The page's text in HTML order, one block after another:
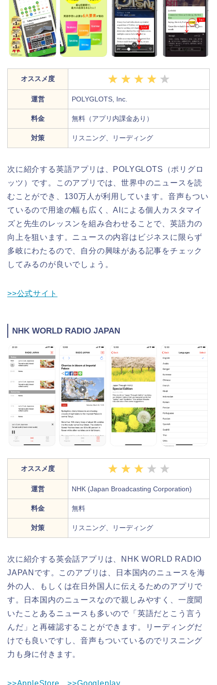
オススメ度
運営 POLYGLOTS, Inc.
料金 無料（アプリ内課金あり）
対策 リスニング、リーディング
次に紹介する英語アプリは、 POLYGLOTS（ポリグロ
ッツ）です。このアプリでは、世界中のニュースを読
むことができ、130万人が利用しています。音声もつい
ているので用途の幅も広く、AIによる個人カスタマイ
ズと先生のレッスンを組み合わせることで、英語力の
向上を狙います。 ニュースの内容はビジネスに限らず
多岐にわたるので、自分の興味がある記事をチェック
してみるのが良いでしょう。
>>公式サイト
NHK WORLD RADIO JAPAN
オススメ度
運営 NHK (Japan Broadcasting Corporation)
料金 無料
対策 リスニング、リーディング
次に紹介する英会話アプリは、NHK WORLD RADIO
JAPANです。このアプリは、日本国内のニュースを海
外の人、もしくは在日外国人に伝えるためのアプリで
す。日本国内のニュースなので親しみやすく、一度聞
いたことあるニュースも多いので「英語だとこう言う
んだ」と再確認することができます。リーディングだ
けでも良いですし、音声もついているのでリスニング
力も身に付きます。
>>AppleStore >>Googleplay